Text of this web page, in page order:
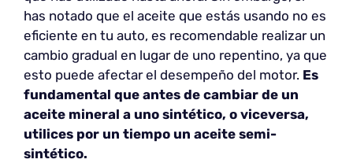
has notado que el aceite que estás usando no es
eficiente en tu auto, es recomendable realizar un
cambio gradual en lugar de uno repentino, ya que
esto puede afectar el desempeño del motor. Es
fundamental que antes de cambiar de un
aceite mineral a uno sintético, o viceversa,
utilices por un tiempo un aceite semi-
sintético.